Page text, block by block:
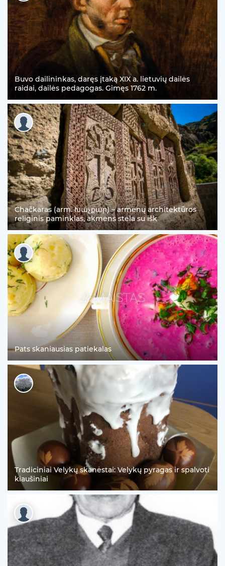
Buvo dailininkas, daręs įtaką XIX a. lietuvių dailės
raidai, dailės pedagogas. Gimęs 1762 m.
Chačkaras (arm. Խաչքար) – armėnų architektūros
religinis paminklas, akmens stela su išk
Pats skaniausias patiekalas
Tradiciniai Velykų skanėstai: Velykų pyragas ir spalvoti
kiaušiniai